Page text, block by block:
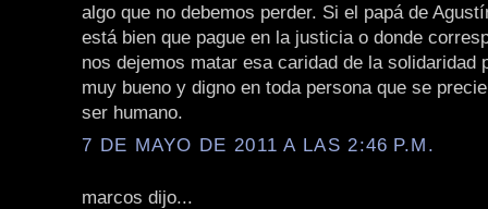
algo que no debemos perder. Si el papá de
está bien que pague en la justicia o donde
nos dejemos matar esa caridad de la solidaridad
muy bueno y digno en toda persona que se
ser humano.
7 DE MAYO DE 2011 A LAS 2:46 P.M.
marcos dijo...